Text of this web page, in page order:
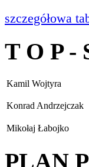
szczegółowa
T O P -
Kamil Wojtyra
Konrad Andrzejczak
Mikołaj Łabojko
PLAN